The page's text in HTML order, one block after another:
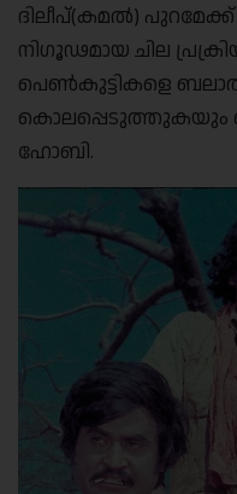
ദിലീപ്(കമല്‍)
നിഗൂഢമായ ചില
പെണ്‍കുട്ടികളെ
കൊലപ്പെടുത്തുകയും
ഹോബി.